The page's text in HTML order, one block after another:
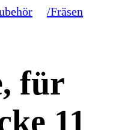
/Fräsen
für
11